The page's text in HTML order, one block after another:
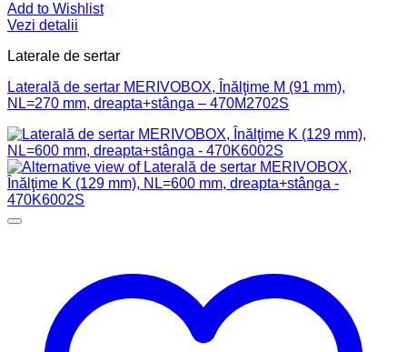
Add to Wishlist
Vezi detalii
Laterale de sertar
Laterală de sertar MERIVOBOX, Înălţime M (91 mm),
NL=270 mm, dreapta+stânga – 470M2702S